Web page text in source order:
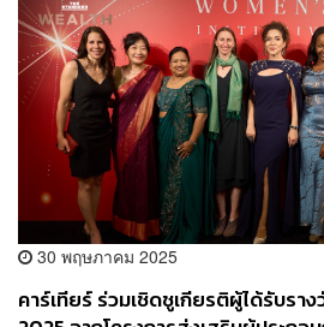
30 พฤษภาคม 2025
คาร์เทียร์ ร่วมเชิดชูเกียรติผู้ได้รับรา